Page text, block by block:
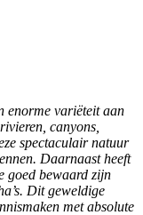
enorme variëteit aan
canyons,
spectaculair natuur
Daarnaast heeft
goed bewaard zijn
Dit geweldige
met absolute